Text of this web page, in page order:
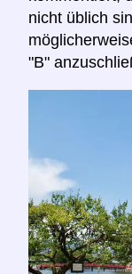
nicht üblich
"B"